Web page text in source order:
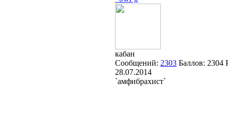
кабан
Сообщений: 2303 Баллов: 2304
28.07.2014
`амфибрахист`